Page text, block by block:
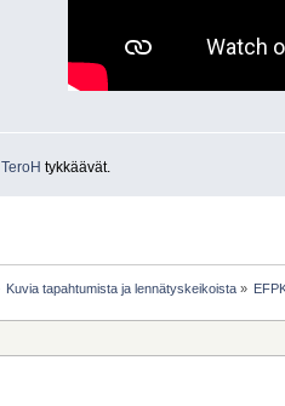
TeroH tykkäävät.
Kuvia tapahtumista ja lennätyskeikoista»